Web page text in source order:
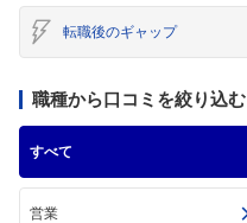
転職後のギャップ
職種から口コミを絞り込む
すべて
営業